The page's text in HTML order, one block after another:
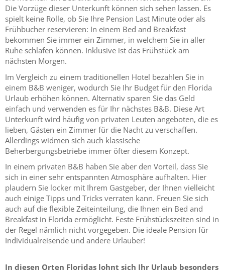
Die Vorzüge dieser Unterkunft können sich sehen lassen. Es
spielt keine Rolle, ob Sie Ihre Pension Last Minute oder als
Frühbucher reservieren: In einem Bed and Breakfast
bekommen Sie immer ein Zimmer, in welchem Sie in aller
Ruhe schlafen können. Inklusive ist das Frühstück am
nächsten Morgen.
Im Vergleich zu einem traditionellen Hotel bezahlen Sie in
einem B&B weniger, wodurch Sie Ihr Budget für den Florida
Urlaub erhöhen können. Alternativ sparen Sie das Geld
einfach und verwenden es für Ihr nächstes B&B. Diese Art
Unterkunft wird häufig von privaten Leuten angeboten, die es
lieben, Gästen ein Zimmer für die Nacht zu verschaffen.
Allerdings widmen sich auch klassische
Beherbergungsbetriebe immer öfter diesem Konzept.
In einem privaten B&B haben Sie aber den Vorteil, dass Sie
sich in einer sehr entspannten Atmosphäre aufhalten. Hier
plaudern Sie locker mit Ihrem Gastgeber, der Ihnen vielleicht
auch einige Tipps und Tricks verraten kann. Freuen Sie sich
auch auf die flexible Zeiteinteilung, die Ihnen ein Bed and
Breakfast in Florida ermöglicht. Feste Frühstückszeiten sind in
der Regel nämlich nicht vorgegeben. Die ideale Pension für
Individualreisende und andere Urlauber!
In diesen Orten Floridas lohnt sich Ihr Urlaub besonders